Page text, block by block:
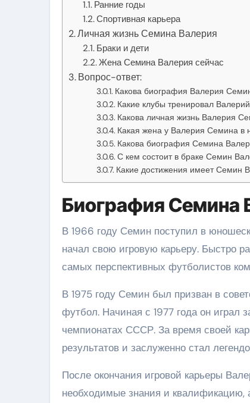
Ранние годы
Спортивная карьера
Личная жизнь Семина Валерия
Браки и дети
Жена Семина Валерия сейчас
Вопрос-ответ:
Какова биография Валерия
Какие клубы тренировал
Какова личная жизнь Валерия
Какая жена у Валерия Семина в
Какова биография Семина
С кем состоит в браке Семин
Какие достижения имеет Семин
Биография Семина
В 1966 году Семин поступил в
начал свою игровую карьеру. Быстро
самых перспективных футболистов
В 1975 году Семин был призван в
футбол. Начиная с 1977 года он играл
чемпионатах СССР. За время своей
результатов и заслуженно стал
После окончания игровой карьеры
необходимые знания и квалификацию,